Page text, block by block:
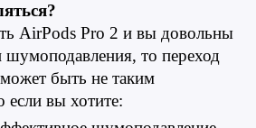
AirPods Pro 2 и вы довольны
шумоподавления, то переход
быть не таким
вы хотите: